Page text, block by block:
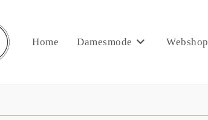
Home Damesmode Webshop